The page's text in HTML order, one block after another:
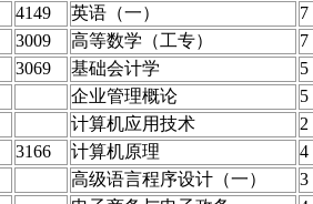
4149 英语（一）
7
3009 高等数学（工专）
7
3069 基础会计学
5
企业管理概论
5
计算机应用技术
2
3166 计算机原理
4
高级语言程序设计（一）
3